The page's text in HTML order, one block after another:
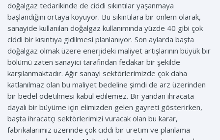
doğalgaz tedarikinde de ciddi sıkıntılar yaşanmaya
başlandığını ortaya koyuyor. Bu sıkıntılara bir önlem olarak,
sanayide kullanılan doğalgaz kullanımında yüzde 40 gibi çok
ciddi bir kısıntıya gidilmesi planlanıyor. Son aylarda başta
doğalgaz olmak üzere enerjideki maliyet artışlarının büyük bir
bölümü zaten sanayici tarafından fedakar bir şekilde
karşılanmaktadır. Ağır sanayi sektörlerimizde çok daha
katlanılmaz olan bu maliyet bedeline şimdi de arz üzerinden
bir bedel ödetilmesi kabul edilemez. Bir yandan ihracata
dayalı bir büyüme için elimizden gelen gayreti gösterirken,
başta ihracatçı sektörlerimizi vuracak olan bu karar,
fabrikalarımız üzerinde çok ciddi bir üretim ve planlama